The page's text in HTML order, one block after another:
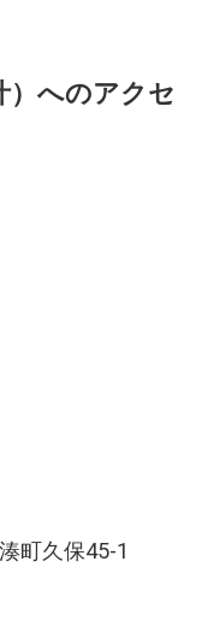
添え、花の共演
）へのアクセ
町久保45-1